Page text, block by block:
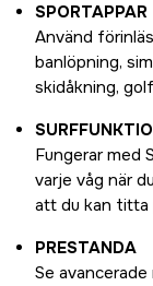
SPORTAPPAR
Använd
banlöpning,
skidåkning,
Fungerar med
varje våg när
att du kan titta
PRESTANDA
Se